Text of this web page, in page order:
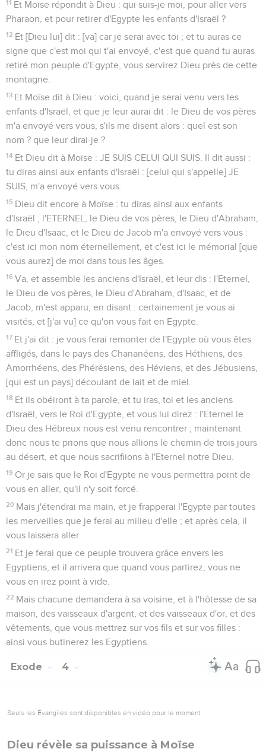
11 Et Moïse répondit à Dieu : qui suis-je moi, pour aller vers
Pharaon, et pour retirer d'Egypte les enfants d'Israël ?
12 Et [Dieu lui] dit : [va] car je serai avec toi ; et tu auras ce
signe que c'est moi qui t'ai envoyé, c'est que quand tu auras
retiré mon peuple d'Egypte, vous servirez Dieu près de cette
montagne.
13 Et Moïse dit à Dieu : voici, quand je serai venu vers les
enfants d'Israël, et que je leur aurai dit : le Dieu de vos pères
m'a envoyé vers vous, s'ils me disent alors : quel est son
nom ? que leur dirai-je ?
14 Et Dieu dit à Moïse : JE SUIS CELUI QUI SUIS. Il dit aussi :
tu diras ainsi aux enfants d'Israël : [celui qui s'appelle] JE
SUIS, m'a envoyé vers vous.
15 Dieu dit encore à Moïse : tu diras ainsi aux enfants
d'Israël ; l'ETERNEL, le Dieu de vos pères, le Dieu d'Abraham,
le Dieu d'Isaac, et le Dieu de Jacob m'a envoyé vers vous :
c'est ici mon nom éternellement, et c'est ici le mémorial [que
vous aurez] de moi dans tous les âges.
16 Va, et assemble les anciens d'Israël, et leur dis : l'Eternel,
le Dieu de vos pères, le Dieu d'Abraham, d'Isaac, et de
Jacob, m'est apparu, en disant : certainement je vous ai
visités, et [j'ai vu] ce qu'on vous fait en Egypte.
17 Et j'ai dit : je vous ferai remonter de l'Egypte où vous êtes
affligés, dans le pays des Chananéens, des Héthiens, des
Amorrhéens, des Phérésiens, des Héviens, et des Jébusiens,
[qui est un pays] découlant de lait et de miel.
18 Et ils obéiront à ta parole, et tu iras, toi et les anciens
d'Israël, vers le Roi d'Egypte, et vous lui direz : l'Eternel le
Dieu des Hébreux nous est venu rencontrer ; maintenant
donc nous te prions que nous allions le chemin de trois jours
au désert, et que nous sacrifiions à l'Eternel notre Dieu.
19 Or je sais que le Roi d'Egypte ne vous permettra point de
vous en aller, qu'il n'y soit forcé.
20 Mais j'étendrai ma main, et je frapperai l'Egypte par toutes
les merveilles que je ferai au milieu d'elle ; et après cela, il
vous laissera aller.
21 Et je ferai que ce peuple trouvera grâce envers les
Egyptiens, et il arrivera que quand vous partirez, vous ne
vous en irez point à vide.
22 Mais chacune demandera à sa voisine, et à l'hôtesse de sa
maison, des vaisseaux d'argent, et des vaisseaux d'or, et des
vêtements, que vous mettrez sur vos fils et sur vos filles :
ainsi vous butinerez les Egyptiens.
Exode 4
Seuls les Évangiles sont disponibles en vidéo pour le moment.
Dieu révèle sa puissance à Moïse